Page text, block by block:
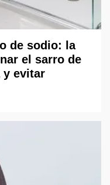
de sodio: la
el sarro de
y evitar